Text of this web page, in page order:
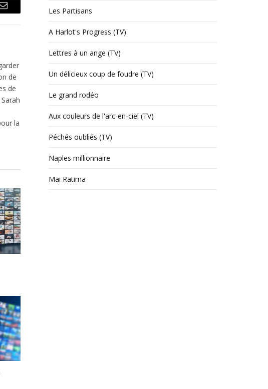
Email
de
de
la
Les Partisans
A Harlot's Progress (TV)
Lettres à un ange (TV)
Un délicieux coup de foudre (TV)
Le grand rodéo
Aux couleurs de l'arc-en-ciel (TV)
Péchés oubliés (TV)
Naples millionnaire
Mai Ratima